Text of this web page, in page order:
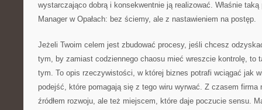
wystarczająco dobrą i konsekwentnie ją realizować. Właśnie
Manager w Opałach: bez ściemy, ale z nastawieniem na postęp.
Jeżeli Twoim celem jest zbudować procesy, jeśli chcesz
tym, by zamiast codziennego chaosu mieć wreszcie kontrolę, to
tym. To opis rzeczywistości, w której biznes potrafi wciągać jak
podejść, które pomagają się z tego wiru wyrwać. Z czasem
źródłem rozwoju, ale też miejscem, które daje poczucie sensu.